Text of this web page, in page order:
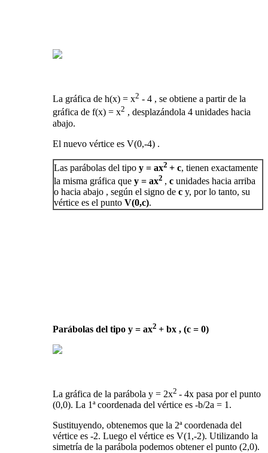
La gráfica de h(x) = x2 - 4 , se obtiene a partir de la
gráfica de f(x) = x2 , desplazándola 4 unidades hacia
abajo.
El nuevo vértice es V(0,-4) .
Las parábolas del tipo y = ax2 + c, tienen exactamente
la misma gráfica que y = ax2 , c unidades hacia arriba
o hacia abajo , según el signo de c y, por lo tanto, su
vértice es el punto V(0,c).
Parábolas del tipo y = ax2 + bx , (c = 0)
La gráfica de la parábola y = 2x2 - 4x pasa por el punto
(0,0). La 1ª coordenada del vértice es -b/2a = 1.
Sustituyendo, obtenemos que la 2ª coordenada del
vértice es -2. Luego el vértice es V(1,-2). Utilizando la
simetría de la parábola podemos obtener el punto (2,0).